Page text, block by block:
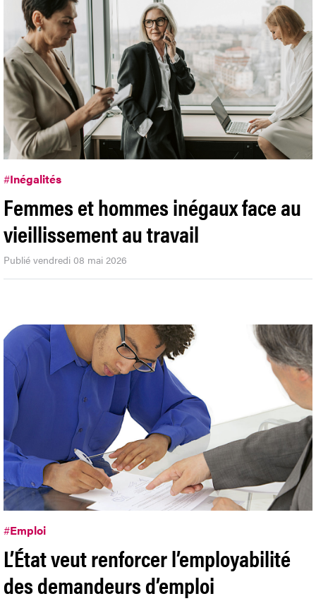
#Inégalités
Femmes et hommes inégaux face au
vieillissement au travail
Publié vendredi 08 mai 2026
#Emploi
L’État veut renforcer l’employabilité
des demandeurs d’emploi